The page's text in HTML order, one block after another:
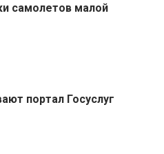
самолетов малой
портал Госуслуг